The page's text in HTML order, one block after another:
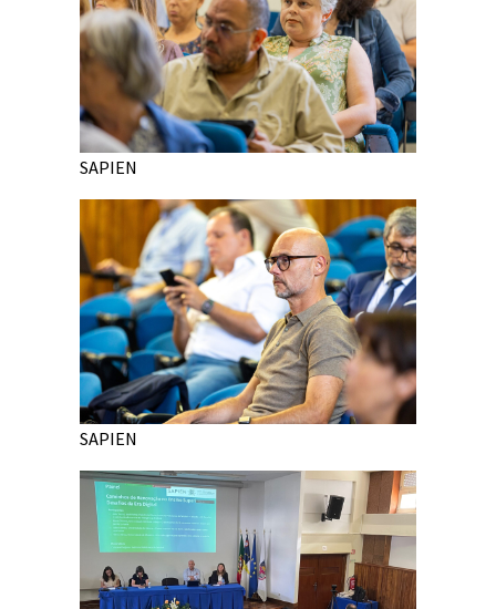
SAPIEN
SAPIEN